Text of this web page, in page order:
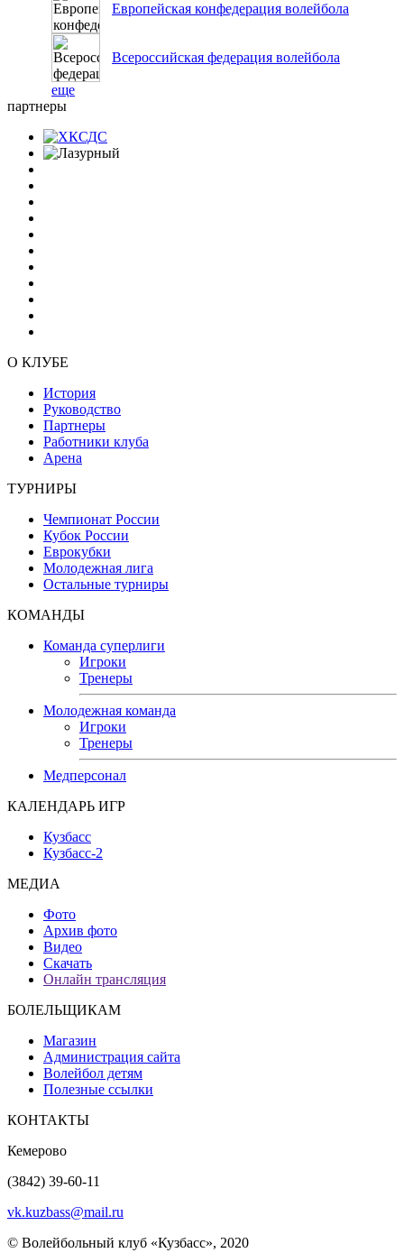
Европейская конфедерация волейбола
Всероссийская федерация волейбола
еще
партнеры
О КЛУБЕ
История
Руководство
Партнеры
Работники клуба
Арена
ТУРНИРЫ
Чемпионат России
Кубок России
Еврокубки
Молодежная лига
Остальные турниры
КОМАНДЫ
Команда суперлиги
Игроки
Тренеры
Молодежная команда
Игроки
Тренеры
Медперсонал
КАЛЕНДАРЬ ИГР
Кузбасс
Кузбасс-2
МЕДИА
Фото
Архив фото
Видео
Скачать
Онлайн трансляция
БОЛЕЛЬЩИКАМ
Магазин
Администрация сайта
Волейбол детям
Полезные ссылки
КОНТАКТЫ
Кемерово
(3842) 39-60-11
vk.kuzbass@mail.ru
© Волейбольный клуб «Кузбасс», 2020